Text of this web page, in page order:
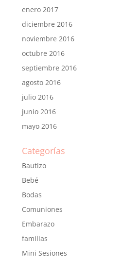
enero 2017
diciembre 2016
noviembre 2016
octubre 2016
septiembre 2016
agosto 2016
julio 2016
junio 2016
mayo 2016
Categorías
Bautizo
Bebé
Bodas
Comuniones
Embarazo
familias
Mini Sesiones